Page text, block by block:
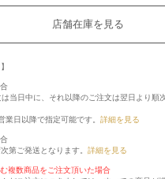
店舗在庫を見る
当日中に、それ以降のご注文は翌日より順
業日以降で指定可能です。 詳細を見る
第ご発送となります。 詳細を見る
複数商品をご注文頂いた場合